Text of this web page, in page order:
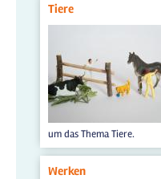
Tiere
um das Thema Tiere.
Werken